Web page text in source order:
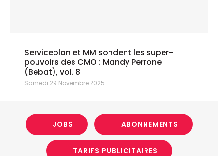
Serviceplan et MM sondent les super-
pouvoirs des CMO : Mandy Perrone
(Bebat), vol. 8
Samedi 29 Novembre 2025
JOBS ABONNEMENTS
TARIFS PUBLICITAIRES